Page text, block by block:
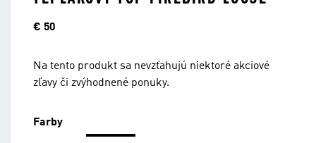
Cena
€ 50
Na tento produkt sa nevzťahujú niektoré akciové
zľavy či zvýhodnené ponuky.
Farby